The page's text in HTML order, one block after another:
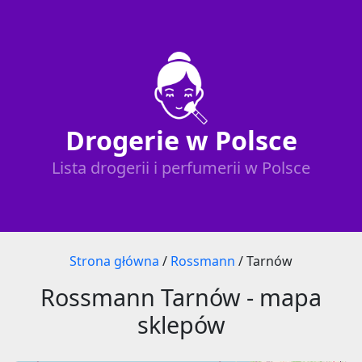
Drogerie w Polsce
Lista drogerii i perfumerii w Polsce
Strona główna / Rossmann /Tarnów
Rossmann Tarnów - mapa
sklepów